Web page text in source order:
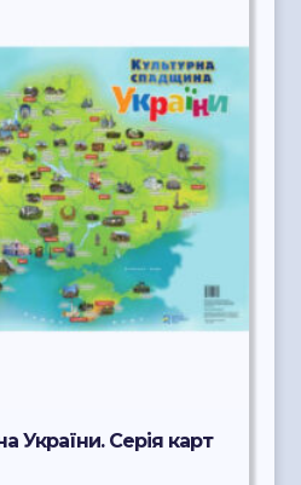
України. Серія карт